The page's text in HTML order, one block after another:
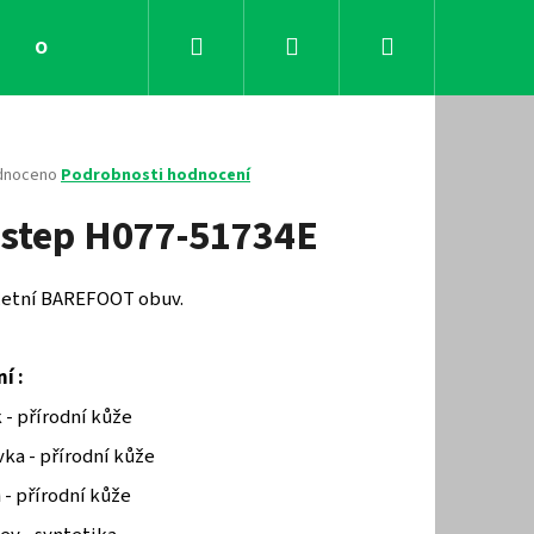
Obchodní podmínky KontaktyPřihlášení
Podrobnosti hodnocení
H077-51734E
BAREFOOT obuv.
:
- přírodní kůže
- přírodní kůže
přírodní kůže